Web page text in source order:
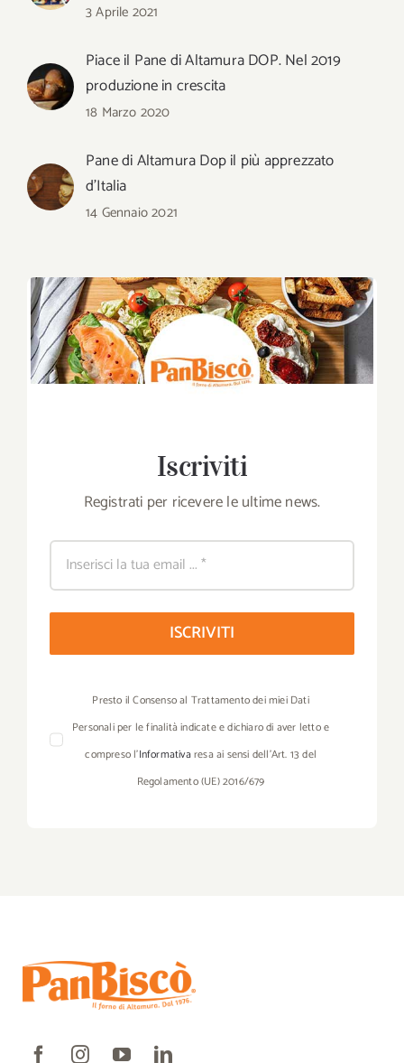
3 Aprile 2021
Piace il Pane di Altamura DOP. Nel 2019
produzione in crescita
18 Marzo 2020
Pane di Altamura Dop il più apprezzato
d’Italia
14 Gennaio 2021
Iscriviti
Registrati per ricevere le ultime news.
ISCRIVITI
Presto il Consenso al Trattamento dei miei Dati
Personali per le finalità indicate e dichiaro di aver letto e
compreso l’Informativaresa ai sensi dell’Art. 13 del
Regolamento (UE) 2016/679